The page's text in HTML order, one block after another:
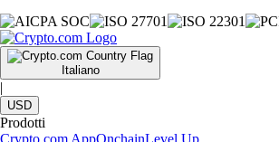
Italiano
|
USD
Prodotti